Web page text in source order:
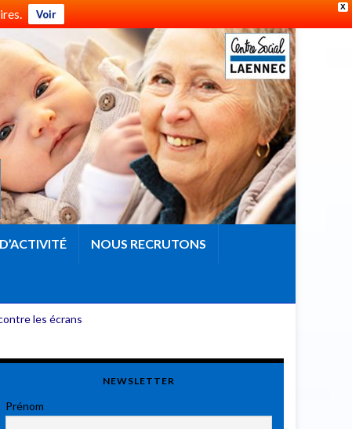
X
Voir
NOUS RECRUTONS
les écrans
NEWSLETTER
Prénom